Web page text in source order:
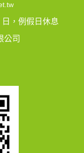
，例假日休息
公司